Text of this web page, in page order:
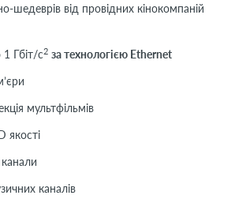
шедеврів від провідних кінокомпаній
1 Гбіт/с2 за технологією Ethernet
мультфільмів
якості
канали
каналів